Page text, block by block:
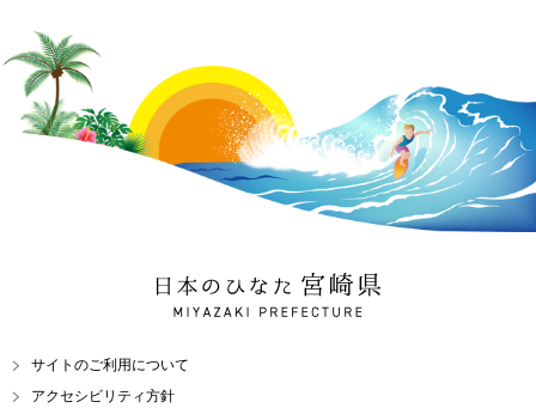
日本のひなた 宮崎県
MIYAZAKI PREFECTURE
サイトのご利用について
アクセシビリティ方針